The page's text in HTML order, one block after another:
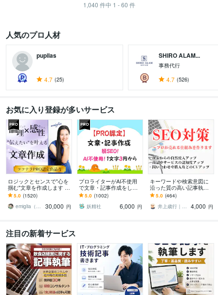
1,040 件中 1 - 60 件
人気のプロ人材
pupilas
4.7 (25)
SHIRO ALAM...
事務代行
4.7 (526)
お気に入り登録が多いサービス
ロジックとセンスで"心を
掴む"文章を作成します あ
なたの「実現したい未
来」を叶えるための渾身
のライティング
5.0 (1520)
emiglia（エミリア）
30,000 円
プロライターがAI不使用
で文章・記事作成をしま
す ホームページ、アフィ
リエイト、ゲーム記事な
ども楽しく執筆中！
5.0 (1002)
妖精社
6,000 円
キーワードや検索意図に
沿った質の高い記事執筆
します ランキング1位獲得
済ライター、出版賞受賞
ライターが心をこめて
5.0 (464)
井上歳行｜SEO対策×Webライティング
4,000 円
注目の新着サービス